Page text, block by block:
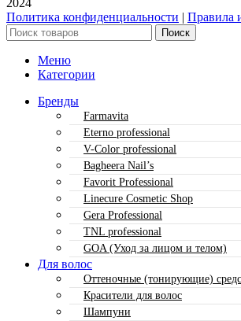
Политика конфиденциальности | Правила
Поиск
Меню
Категории
Бренды
Farmavita
Eterno professional
V-Color professional
Bagheera Nail’s
Favorit Professional
Linecure Cosmetic Shop
Gera Professional
TNL professional
GOA (Уход за лицом и телом)
Для волос
Оттеночные (тонирующие)
Красители для волос
Шампуни